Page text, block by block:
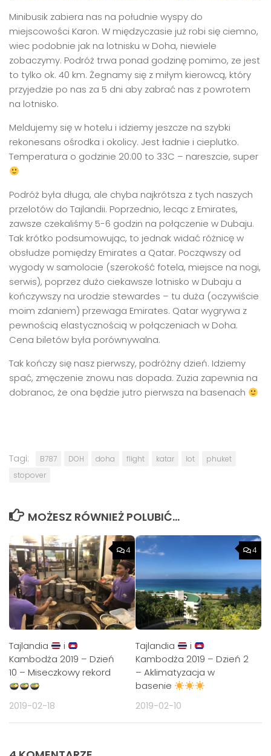
Minibusik zabiera nas na południe wyspy do
miejscowości Karon. W międzyczasie już robi się ciemno,
wiec podobnie jak na lotnisku w Doha, niewiele
zobaczymy. Podróż trwa ponad godzinę pomimo, ze jest
to tylko ok. 40 km. Żegnamy się z miłym kierowcą, który
przyjedzie po nas za 5 dni aby zabrać nas z powrotem
na lotnisko.
Meldujemy się w hotelu i idziemy jeszcze na szybki
rekonesans ośrodka i okolicy. Jest ładnie i cieplutko.
Temperatura o godzinie 20:00 to 33C – nareszcie, super
Podróż była długa, ale chyba najkrótsza z tych naszych
przelotów do Tajlandii. Poprzednio, lecąc z Emirates,
zawsze czekaliśmy 5-6 godzin na połączenie w Dubaju.
Tak krótko podsumowując, to jednak widać różnicę w
obsłudze pomiędzy Emirates a Qatar. Począwszy od
wygody w samolocie (szerokość fotela, miejsce na nogi,
serwis), poprzez dużo ciekawsze lotnisko w Dubaju a
kończywszy na urodzie stewardes – tu duża (oczywiście
moim zdaniem) przewaga Emirates. Qatar wygrywa z
pewnością elastycznością w połączeniach w Doha.
Cena biletów była porównywalna.
Tak kończy się nasz pierwszy, podróżny dzień. Idziemy
spać, zmęczenie znowu nas dopada. Zuzia zapewnia na
dobranoc, że ona będzie jutro pierwsza na basenach
Tagi: B787 DOH doha flight katar lot
phuket
stopover
MOŻESZ RÓWNIEŻ POLUBIĆ…
4
Tajlandia
i
Kambodża 2019 – Dzień
10 – Miseczkowy rekord
2019-02-18
4
Tajlandia
i
Kambodża 2019 – Dzień 2
– Aklimatyzacja w
basenie
2019-02-10